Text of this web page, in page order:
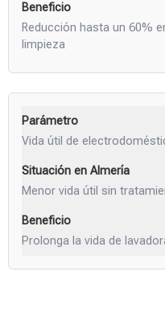
Reducción hasta un 60%
limpieza
Vida útil de
Menor vida útil sin
Prolonga la vida de